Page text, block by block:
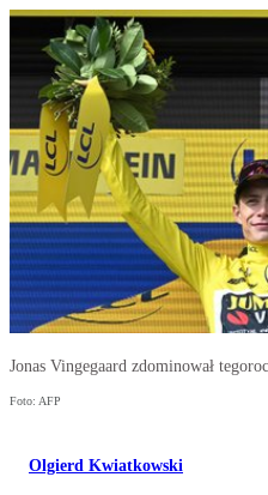
Jonas Vingegaard zdominował
Foto: AFP
Olgierd Kwiatkowski